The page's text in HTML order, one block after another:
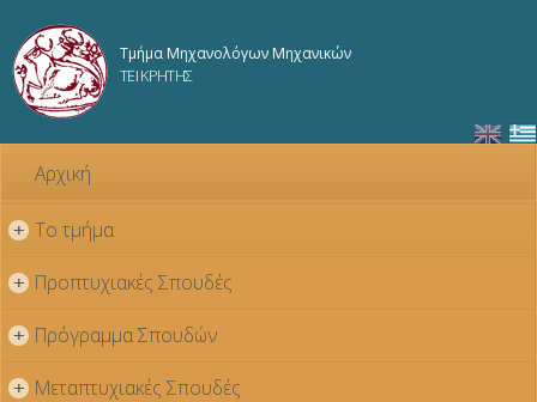
κυρίως
Τμήμα Μηχανολόγων Μηχανικών
ΤΕΙ ΚΡΗΤΗΣ
Αρχική
+ Το τμήμα
+ Προπτυχιακές Σπουδές
+ Πρόγραμμα Σπουδών
+ Μεταπτυχιακές Σπουδές